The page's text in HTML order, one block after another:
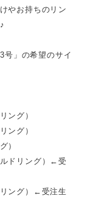
やお持ちのリン
号」の希望のサイ
ング）
ング）
）
ドリング）←受
ング）←受注生